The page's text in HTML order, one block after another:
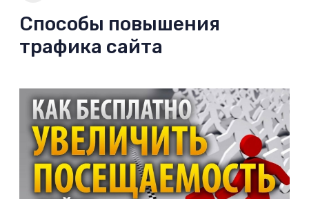
Способы повышения
трафика сайта